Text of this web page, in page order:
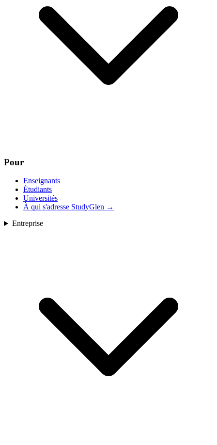
Pour
Enseignants
Étudiants
Universités
À qui s'adresse StudyGlen →
Entreprise